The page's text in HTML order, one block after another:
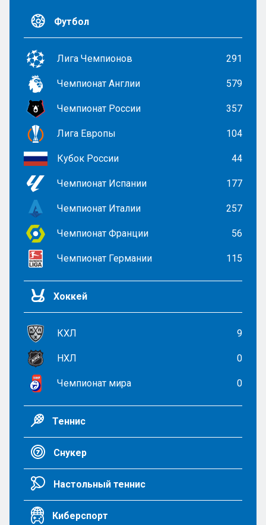
Футбол
Лига Чемпионов 291
Чемпионат Англии 579
Чемпионат России 357
Лига Европы 104
Кубок России 44
Чемпионат Испании 177
Чемпионат Италии 257
Чемпионат Франции 56
Чемпионат Германии 115
Хоккей
КХЛ 9
НХЛ 0
Чемпионат мира 0
Теннис
Снукер
Настольный теннис
Киберспорт